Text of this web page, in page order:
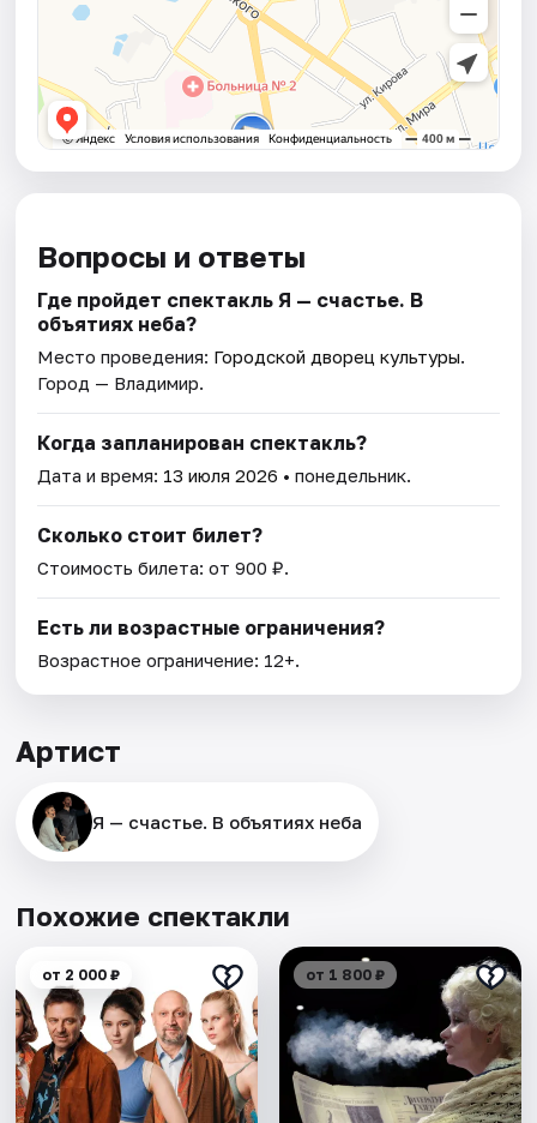
Вопросы и ответы
Где пройдет спектакль Я — счастье. В
объятиях неба?
Место проведения: Городской дворец культуры.
Город — Владимир.
Когда запланирован спектакль?
Дата и время: 13 июля 2026 • понедельник.
Сколько стоит билет?
Стоимость билета: от 900 ₽.
Есть ли возрастные ограничения?
Возрастное ограничение: 12+.
Артист
Я — счастье. В объятиях неба
Похожие спектакли
от 2 000 ₽ от 1 800 ₽